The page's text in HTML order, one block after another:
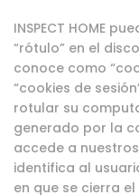
INSPECT HOME
“rótulo” en el
conoce como
“cookies de
rotular su
generado por la
accede a
identifica al
en que se cierra